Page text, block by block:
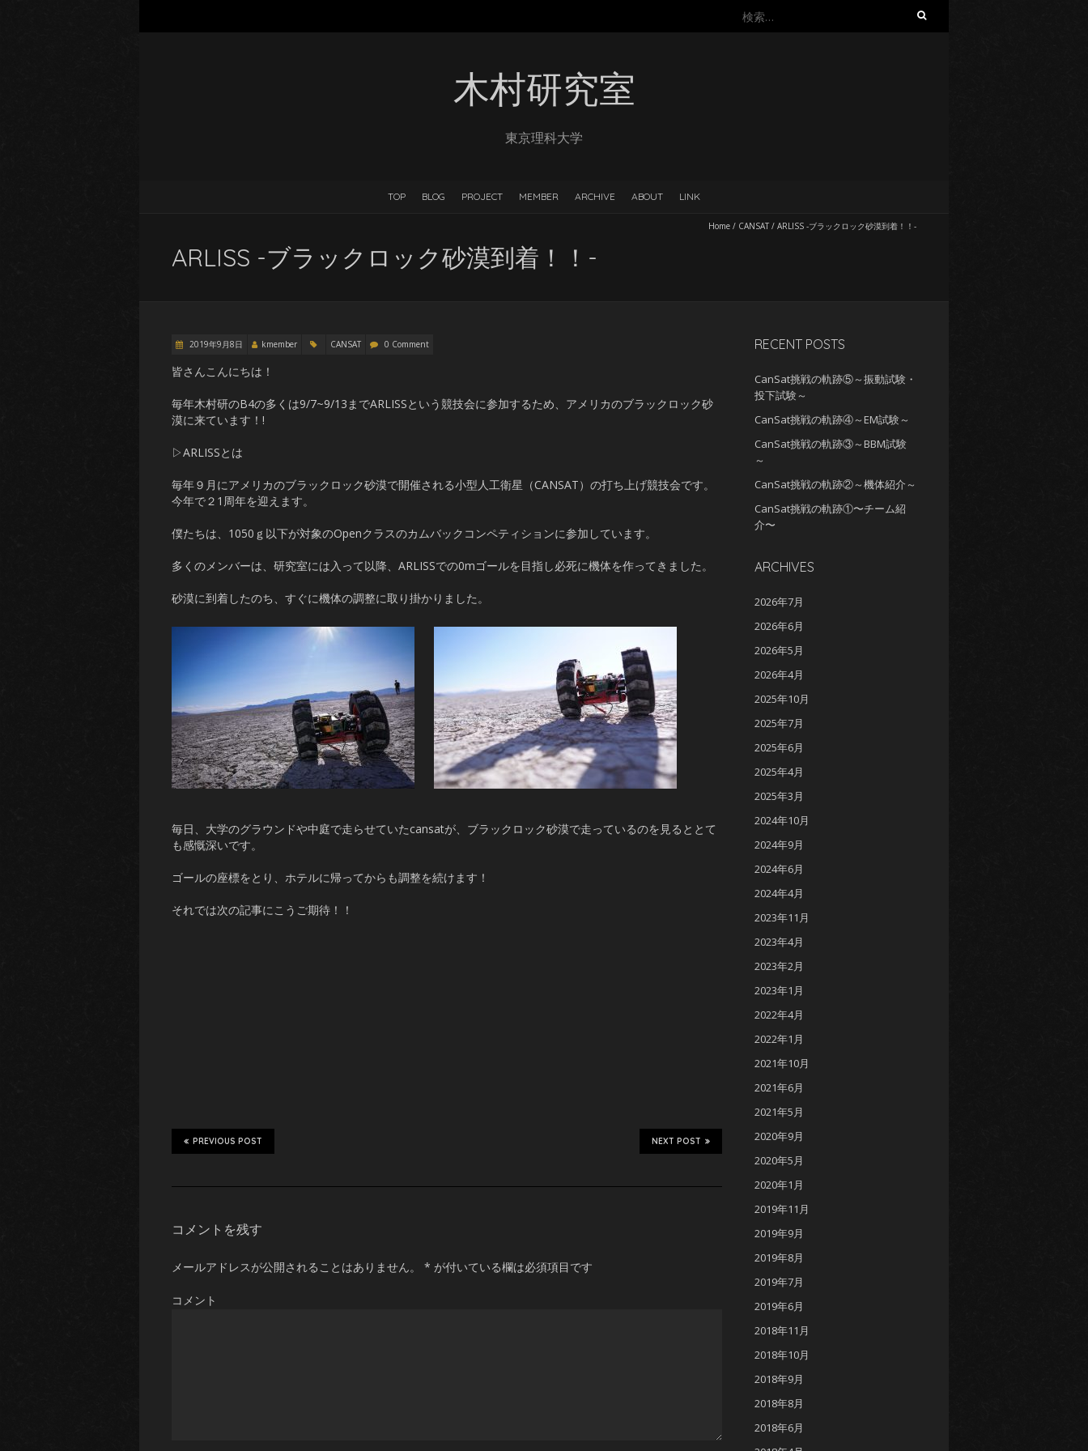
検
木村研究室
東京理科大学
TOP BLOG PROJECT MEMBER ARCHIVE ABOUT LINK
Home / CANSAT / ARLISS -ブラックロック砂漠到着！！-
ARLISS -ブラックロック砂漠到着！！-
2019年9月8日 kmember CANSAT 0 Comment
皆さんこんにちは！
毎年木村研のB4の多くは9/7~9/13までARLISSという競技会に参加するため、アメリカのブラックロック砂
漠に来ています！!
▷ARLISSとは
毎年９月にアメリカのブラックロック砂漠で開催される小型人工衛星（CANSAT）の打ち上げ競技会です。
今年で２1周年を迎えます。
僕たちは、1050ｇ以下が対象のOpenクラスのカムバックコンペティションに参加しています。
多くのメンバーは、研究室には入って以降、ARLISSでの0mゴールを目指し必死に機体を作ってきました。
砂漠に到着したのち、すぐに機体の調整に取り掛かりました。
毎日、大学のグラウンドや中庭で走らせていたcansatが、ブラックロック砂漠で走っているのを見るととて
も感慨深いです。
ゴールの座標をとり、ホテルに帰ってからも調整を続けます！
それでは次の記事にこうご期待！！
NEXT POST
PREVIOUS POST
コメントを残す
メールアドレスが公開されることはありません。 * が付いている欄は必須項目です
コメント
RECENT POSTS
CanSat挑戦の軌跡⑤～振動試験・
投下試験～
CanSat挑戦の軌跡④～EM試験～
CanSat挑戦の軌跡③～BBM試験
～
CanSat挑戦の軌跡②～機体紹介～
CanSat挑戦の軌跡①〜チーム紹
介〜
ARCHIVES
2026年7月
2026年6月
2026年5月
2026年4月
2025年10月
2025年7月
2025年6月
2025年4月
2025年3月
2024年10月
2024年9月
2024年6月
2024年4月
2023年11月
2023年4月
2023年2月
2023年1月
2022年4月
2022年1月
2021年10月
2021年6月
2021年5月
2020年9月
2020年5月
2020年1月
2019年11月
2019年9月
2019年8月
2019年7月
2019年6月
2018年11月
2018年10月
2018年9月
2018年8月
2018年6月